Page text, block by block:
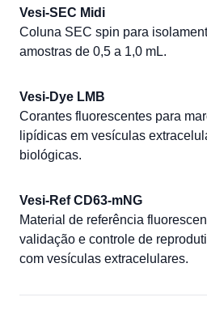
Vesi-SEC Midi
Coluna SEC spin para
amostras de 0,5 a 1,0 mL.
Vesi-Dye LMB
Corantes fluorescentes para
lipídicas em vesículas
biológicas.
Vesi-Ref CD63-mNG
Material de referência
validação e controle de
com vesículas extracelulares.